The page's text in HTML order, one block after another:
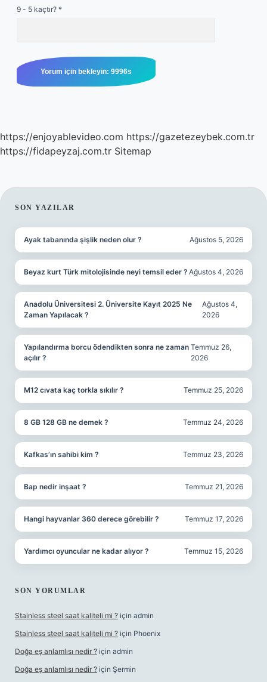
9 - 5 kaçtır? *
https://enjoyablevideo.com https://gazetezeybek.com.tr
https://fidapeyzaj.com.tr Sitemap
SIDEBAR
SON YAZILAR
Ayak tabanında şişlik neden olur ? Ağustos 5, 2026
Beyaz kurt Türk mitolojisinde neyi temsil eder ? Ağustos 4, 2026
Anadolu Üniversitesi 2. Üniversite Kayıt 2025 Ne
Zaman Yapılacak ?
Ağustos 4,
2026
Yapılandırma borcu ödendikten sonra ne zaman
açılır ?
Temmuz 26,
2026
M12 cıvata kaç torkla sıkılır ? Temmuz 25, 2026
8 GB 128 GB ne demek ? Temmuz 24, 2026
Kafkas’ın sahibi kim ? Temmuz 23, 2026
Bap nedir inşaat ? Temmuz 21, 2026
Hangi hayvanlar 360 derece görebilir ? Temmuz 17, 2026
Yardımcı oyuncular ne kadar alıyor ? Temmuz 15, 2026
SON YORUMLAR
Stainless steel saat kaliteli mi ? için admin
Stainless steel saat kaliteli mi ? için Phoenix
Doğa eş anlamlısı nedir ? için admin
Doğa eş anlamlısı nedir ? için Şermin